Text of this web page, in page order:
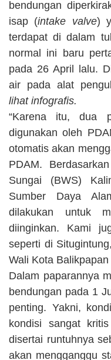
bendungan
isap (intake valve)
terdapat di dalam
normal ini baru
pada 26 April lalu.
air pada alat
lihat infografis.
“Karena itu, dua
digunakan oleh
otomatis akan
PDAM.
Sungai (BWS)
Sumber Daya
dilakukan untuk
diinginkan. Kami
seperti di
Wali Kota
Dalam paparannya
bendungan pada 1
penting. Yakni,
kondisi sangat
disertai runtuhnya
akan mengganggu